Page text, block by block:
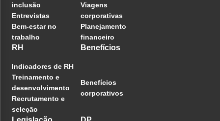
inclusão
Entrevistas
Bem-estar no
trabalho
Viagens
corporativas
Planejamento
financeiro
RH
Indicadores de RH
Treinamento e
desenvolvimento
Recrutamento e
seleção
Benefícios
Benefícios
corporativos